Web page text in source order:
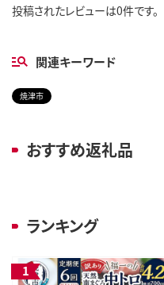
投稿されたレビューは0件です。
関連キーワード
焼津市
おすすめ返礼品
ランキング